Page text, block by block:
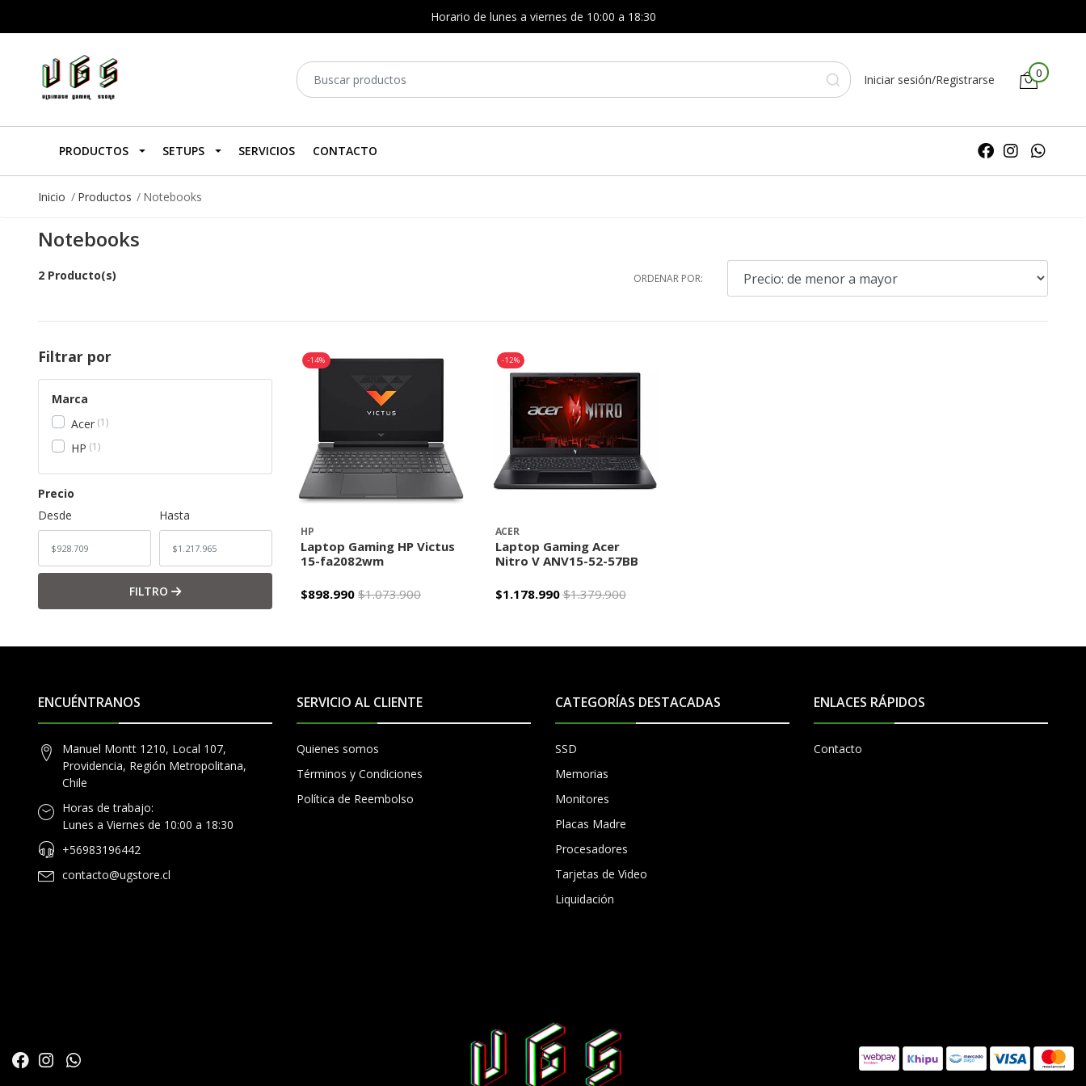
Horario de lunes a viernes de 10:00 a 18:30
Iniciar sesión/Registrarse 0
PRODUCTOS SETUPS SERVICIOS CONTACTO
Inicio Productos Notebooks
Notebooks
2 Producto(s) ORDENAR POR:
Filtrar por
Marca
Acer 1
HP 1
Precio
Desde
Hasta
FILTRO
-14%
HP
Laptop Gaming HP Victus
15-fa2082wm
+
-
$898.990 $1.073.900
-12%
ACER
Laptop Gaming Acer
Nitro V ANV15-52-57BB
+
-
$1.178.990 $1.379.900
ENCUÉNTRANOS
Manuel Montt 1210, Local 107,
Providencia, Región Metropolitana,
Chile
Horas de trabajo:
Lunes a Viernes de 10:00 a 18:30
+56983196442
contacto@ugstore.cl
SERVICIO AL CLIENTE
Quienes somos
Términos y Condiciones
Política de Reembolso
CATEGORÍAS DESTACADAS
SSD
Memorias
Monitores
Placas Madre
Procesadores
Tarjetas de Video
Liquidación
ENLACES RÁPIDOS
Contacto